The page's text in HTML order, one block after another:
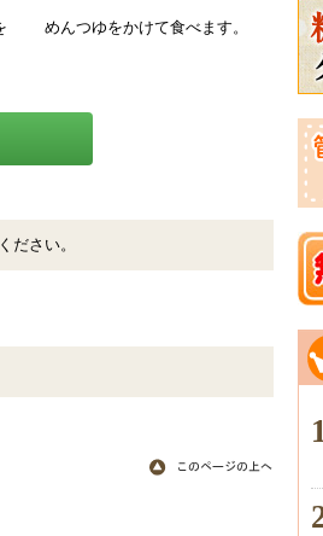
めんつゆをかけて食べます。
ださい。